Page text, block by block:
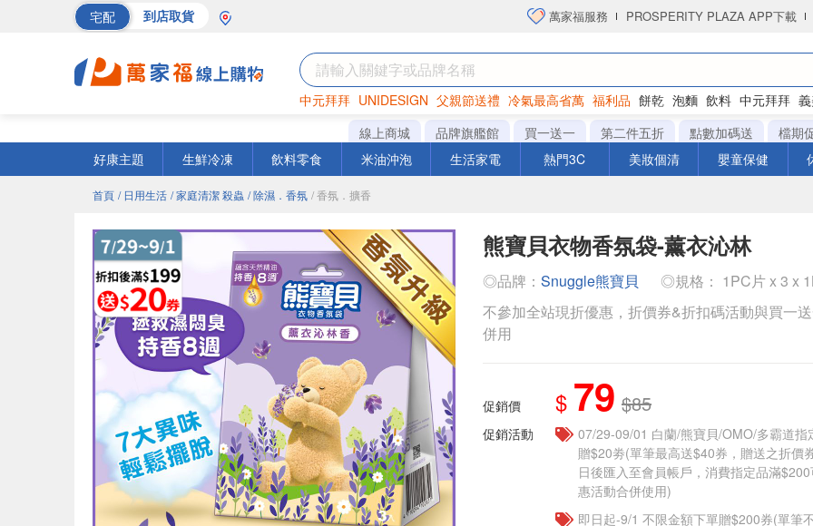
宅配 到店取貨 萬家福服務 PROSPERITY PLAZA APP下載
中元拜拜 UNIDESIGN 父親節送禮 冷氣最高省萬 福利品 餅乾 泡麵 飲料 中元拜拜
罐頭 海苔 洋芋片
線上商城 品牌旗艦館 買一送一 第二件五折 點數加碼送
檔期
好康主題
生鮮冷凍 飲料零食 米油沖泡 生活家電 熱門3C 美妝個清 嬰童保健
首頁 / 日用生活 / 家庭清潔 殺蟲 / 除濕．香氛 / 香氛．擴香
熊寶貝衣物香氛袋-薰衣沁林
◎品牌： Snuggle熊寶貝
◎規格： 1PC片 x 3 x
不參加全站現折優惠，折價券&折扣碼活動與買一
併用
促銷價 $ 79 $85
促銷活動
07/29-09/01 白蘭/熊寶貝/OMO/多霸道指
贈$20劵(單筆最高送$40券，贈送之折價
日後匯入至會員帳戶，消費指定品滿
惠活動合併使用)
即日起-9/1 不限金額下單贈$200券(單筆